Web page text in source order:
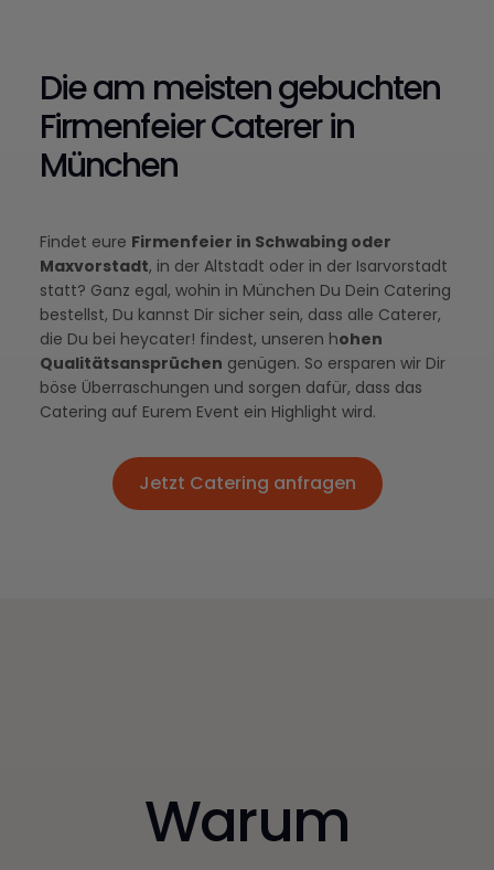
Die am meisten gebuchten
Firmenfeier Caterer in
München
Findet eure Firmenfeier in Schwabing oder
Maxvorstadt, in der Altstadt oder in der Isarvorstadt
statt? Ganz egal, wohin in München Du Dein Catering
bestellst, Du kannst Dir sicher sein, dass alle Caterer,
die Du bei heycater! findest, unseren hohen
Qualitätsansprüchen genügen. So ersparen wir Dir
böse Überraschungen und sorgen dafür, dass das
Catering auf Eurem Event ein Highlight wird.
Jetzt Catering anfragen
Jetzt Catering anfragen
Warum